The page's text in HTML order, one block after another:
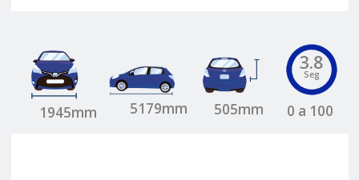
1945mm 5179mm 505mm
3.8
Seg
0 a 100